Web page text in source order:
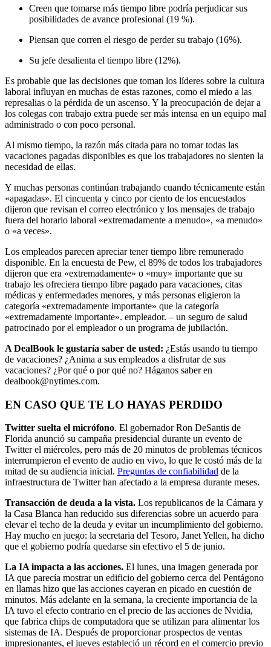
Creen que tomarse más tiempo libre podría perjudicar sus
posibilidades de avance profesional (19 %).
Piensan que corren el riesgo de perder su trabajo (16%).
Su jefe desalienta el tiempo libre (12%).
Es probable que las decisiones que toman los líderes sobre la cultura
laboral influyan en muchas de estas razones, como el miedo a las
represalias o la pérdida de un ascenso. Y la preocupación de dejar a
los colegas con trabajo extra puede ser más intensa en un equipo mal
administrado o con poco personal.
Al mismo tiempo, la razón más citada para no tomar todas las
vacaciones pagadas disponibles es que los trabajadores no sienten la
necesidad de ellas.
Y muchas personas continúan trabajando cuando técnicamente están
«apagadas». El cincuenta y cinco por ciento de los encuestados
dijeron que revisan el correo electrónico y los mensajes de trabajo
fuera del horario laboral «extremadamente a menudo», «a menudo»
o «a veces».
Los empleados parecen apreciar tener tiempo libre remunerado
disponible. En la encuesta de Pew, el 89% de todos los trabajadores
dijeron que era «extremadamente» o «muy» importante que su
trabajo les ofreciera tiempo libre pagado para vacaciones, citas
médicas y enfermedades menores, y más personas eligieron la
categoría «extremadamente importante» que la categoría
«extremadamente importante». empleador. – un seguro de salud
patrocinado por el empleador o un programa de jubilación.
A DealBook le gustaría saber de usted: ¿Estás usando tu tiempo
de vacaciones? ¿Anima a sus empleados a disfrutar de sus
vacaciones? ¿Por qué o por qué no? Háganos saber en
dealbook@nytimes.com.
EN CASO QUE TE LO HAYAS PERDIDO
Twitter suelta el micrófono. El gobernador Ron DeSantis de
Florida anunció su campaña presidencial durante un evento de
Twitter el miércoles, pero más de 20 minutos de problemas técnicos
interrumpieron el evento de audio en vivo, lo que le costó más de la
mitad de su audiencia inicial. Preguntas de confiabilidad de la
infraestructura de Twitter han afectado a la empresa durante meses.
Transacción de deuda a la vista. Los republicanos de la Cámara y
la Casa Blanca han reducido sus diferencias sobre un acuerdo para
elevar el techo de la deuda y evitar un incumplimiento del gobierno.
Hay mucho en juego: la secretaria del Tesoro, Janet Yellen, ha dicho
que el gobierno podría quedarse sin efectivo el 5 de junio.
La IA impacta a las acciones. El lunes, una imagen generada por
IA que parecía mostrar un edificio del gobierno cerca del Pentágono
en llamas hizo que las acciones cayeran en picado en cuestión de
minutos. Más adelante en la semana, la creciente importancia de la
IA tuvo el efecto contrario en el precio de las acciones de Nvidia,
que fabrica chips de computadora que se utilizan para alimentar los
sistemas de IA. Después de proporcionar prospectos de ventas
impresionantes, el jueves estableció un récord en el comercio previo